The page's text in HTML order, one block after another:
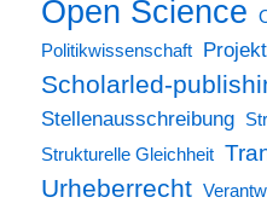
Open Science
Politikwissenschaft
Projekt
Scholarled-
Stellenausschreibung
Strukturelle Gleichheit
Urheberrecht